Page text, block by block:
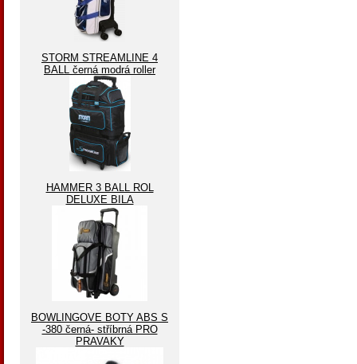
STORM STREAMLINE 4
BALL černá modrá roller
HAMMER 3 BALL ROL
DELUXE BILA
BOWLINGOVE BOTY ABS S
-380 černá- stříbrná PRO
PRAVAKY